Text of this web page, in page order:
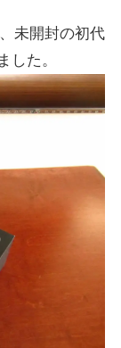
未開封の初代
した。